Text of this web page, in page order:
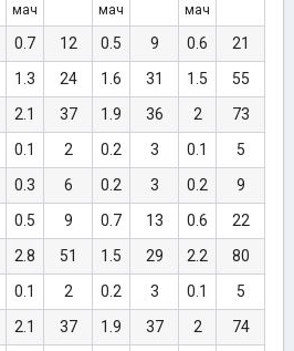
мач
мач
мач
0.7 12 0.5 9 0.6
21
1.3 24 1.6 31 1.5
55
2.1 37 1.9 36 2
73
0.1 2 0.2 3 0.1
5
0.3 6 0.2 3 0.2
9
0.5 9 0.7 13 0.6
22
2.8 51 1.5 29 2.2
80
0.1 2 0.2 3 0.1
5
2.1 37 1.9 37 2
74